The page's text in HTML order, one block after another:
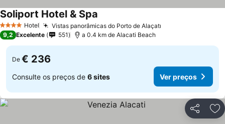
4 EstrelasHotel Vistas panorâmicas do Porto de Alaçatı
Soliport Hotel & Spa
9,2 Excelente 551 a 0.4 km de Alacati Beach
De € 236
Consulte os preços de 6 sites Ver preços
Partilhar